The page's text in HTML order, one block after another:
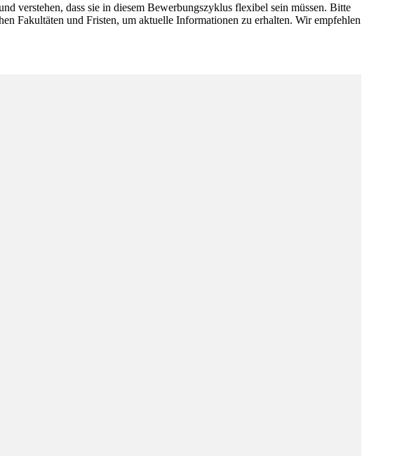
verstehen, dass sie in diesem Bewerbungszyklus flexibel sein müssen. Bitte
Fakultäten und Fristen, um aktuelle Informationen zu erhalten. Wir empfehlen